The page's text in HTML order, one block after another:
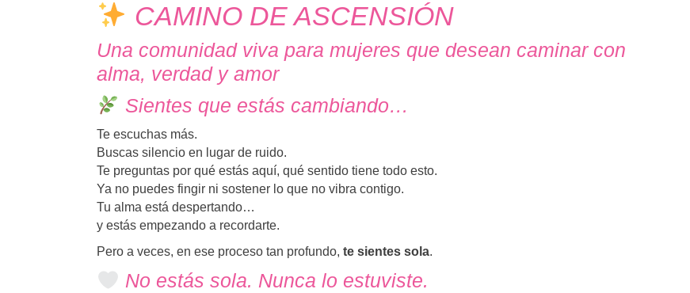
CAMINO DE ASCENSIÓN
Una comunidad viva para mujeres que desean caminar con
alma, verdad y amor
Sientes que estás cambiando…
Te escuchas más.
Buscas silencio en lugar de ruido.
Te preguntas por qué estás aquí, qué sentido tiene todo esto.
Ya no puedes fingir ni sostener lo que no vibra contigo.
Tu alma está despertando…
y estás empezando a recordarte.
Pero a veces, en ese proceso tan profundo, te sientes sola.
No estás sola. Nunca lo estuviste.